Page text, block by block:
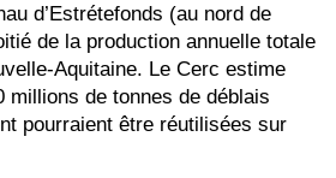
d’Estrétefonds (au nord de
de la production annuelle totale
Aquitaine. Le Cerc estime
millions de tonnes de déblais
pourraient être réutilisées sur